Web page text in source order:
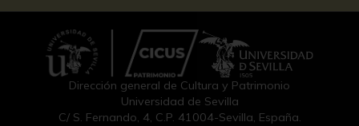
Dirección general de Cultura y Patrimonio
Universidad de Sevilla
C/ S. Fernando, 4, C.P. 41004-Sevilla, España.